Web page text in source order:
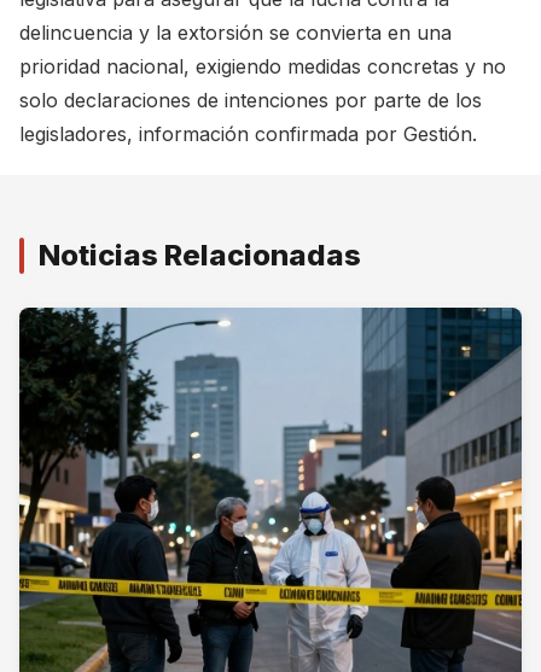
delincuencia y la extorsión se convierta en una
prioridad nacional, exigiendo medidas concretas y no
solo declaraciones de intenciones por parte de los
legisladores, información confirmada por Gestión.
Noticias Relacionadas